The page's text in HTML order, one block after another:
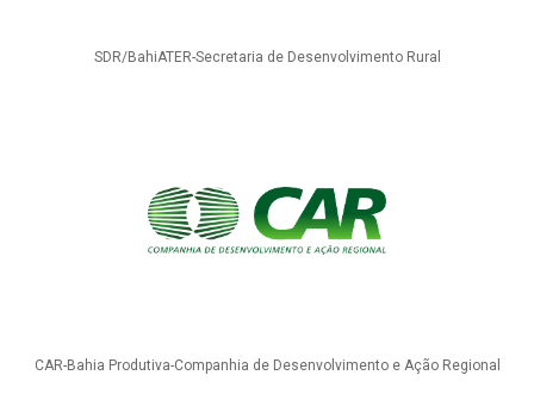
SDR/BahiATER-Secretaria de Desenvolvimento Rural
CAR-Bahia Produtiva-Companhia de Desenvolvimento e Ação Regional